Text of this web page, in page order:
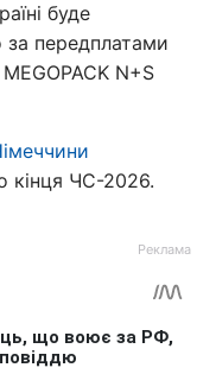
буде
за передплатами
N+S
кінця ЧС-2026.